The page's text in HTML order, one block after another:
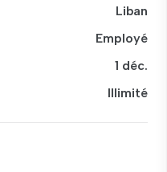
Liban
Employé
1 déc.
Illimité